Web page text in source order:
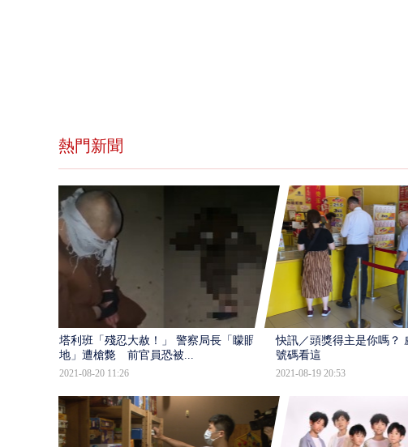
熱門新聞
塔利班「殘忍大赦！」 警察局長「矇眼跪
地」遭槍斃 前官員恐被...
2021-08-20 11:26
快訊／頭獎得主是你嗎？
號碼看這
2021-08-19 20:53